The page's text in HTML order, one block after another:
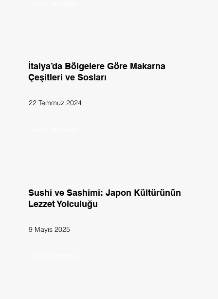
İtalya’da Bölgelere Göre Makarna
Çeşitleri ve Sosları
22 Temmuz 2024
Sushi ve Sashimi: Japon Kültürünün
Lezzet Yolculuğu
9 Mayıs 2025